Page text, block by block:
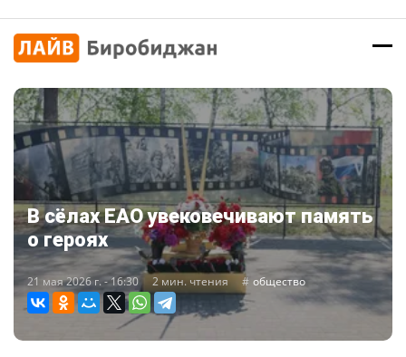
В сёлах ЕАО увековечивают память
о героях
21 мая 2026 г. - 16:30 2 мин. чтения общество